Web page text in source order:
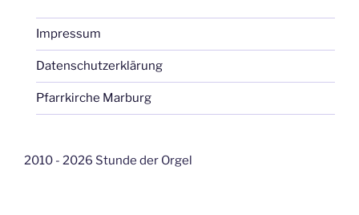
Impressum
Datenschutzerklärung
Pfarrkirche Marburg
2010 - 2026 Stunde der Orgel